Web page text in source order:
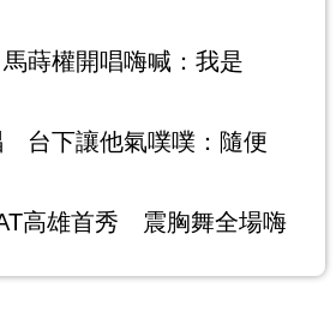
蒔權開唱嗨喊：我是
台下讓他氣噗噗：隨便
高雄首秀 震胸舞全場嗨